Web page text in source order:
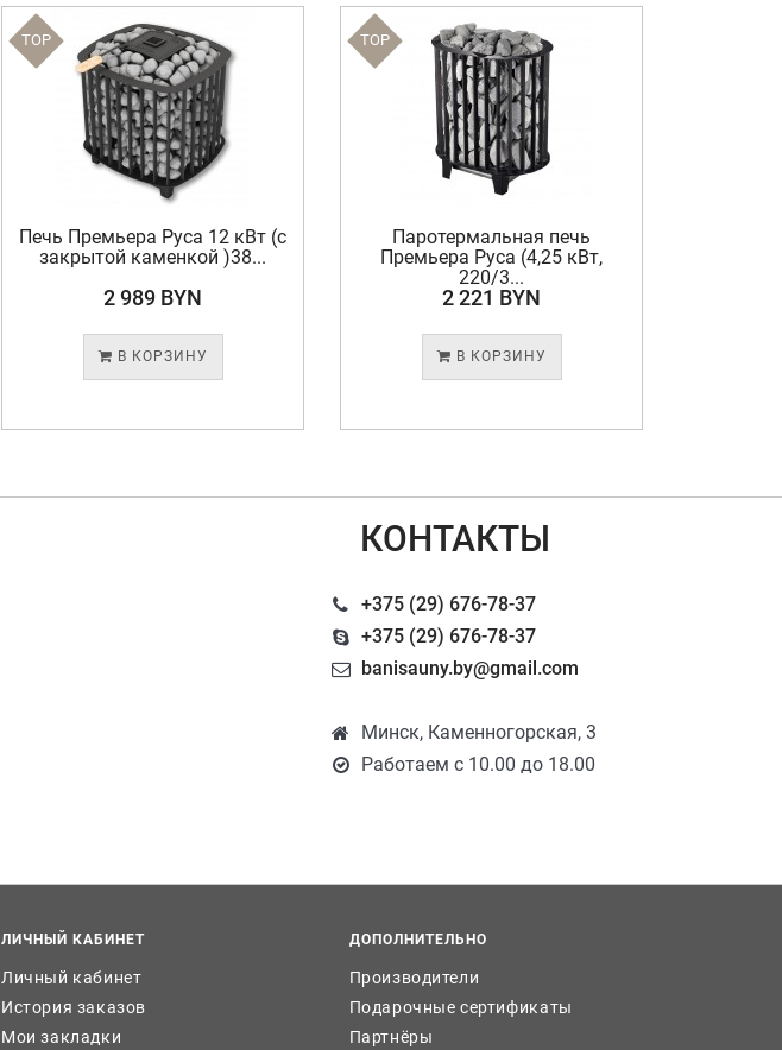
TOP
Печь Премьера Руса 12 кВт (с
закрытой каменкой )38...
2 989 BYN
В КОРЗИНУ
TOP
Паротермальная печь
Премьера Руса (4,25 кВт,
220/3...
2 221 BYN
В КОРЗИНУ
КОНТАКТЫ
+375 (29) 676-78-37
+375 (29) 676-78-37
banisauny.by@gmail.com
Минск, Каменногорская, 3
Работаем с 10.00 до 18.00
ЛИЧНЫЙ КАБИНЕТ
Личный кабинет
История заказов
Мои закладки
ДОПОЛНИТЕЛЬНО
Производители
Подарочные сертификаты
Партнёры